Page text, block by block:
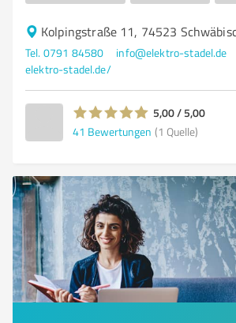
Kolpingstraße 11, 74523
Tel. 0791 84580
info@elektro-stadel.de
elektro-stadel.de/
5,00 / 5,00
41 Bewertungen (1 Quelle)